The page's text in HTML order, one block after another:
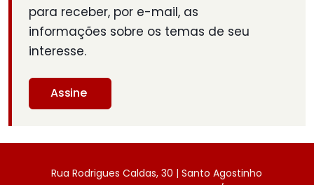
para receber, por e-mail, as
informações sobre os temas de seu
interesse.
Assine
Rua Rodrigues Caldas, 30 | Santo Agostinho